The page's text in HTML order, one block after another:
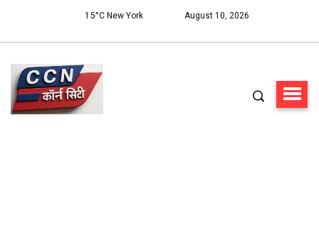
15°C New York August 10, 2026